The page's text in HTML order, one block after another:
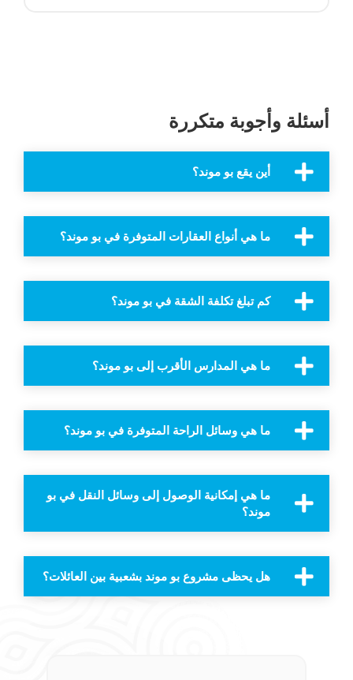
أسئلة وأجوبة متكررة
أين يقع بو موند؟
ما هي أنواع العقارات المتوفرة في بو موند؟
كم تبلغ تكلفة الشقة في بو موند؟
ما هي المدارس الأقرب إلى بو موند؟
ما هي وسائل الراحة المتوفرة في بو موند؟
ما هي إمكانية الوصول إلى وسائل النقل في بو
موند؟
هل يحظى مشروع بو موند بشعبية بين العائلات؟